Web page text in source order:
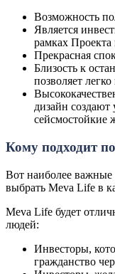
Возможность
Является
рамках Проекта
Прекрасная
Близость к
позволяет
дизайн
сейсмостойкие
Кому подходит
Вот наиболее
выбрать Meva Life в
Meva Life будет
людей:
Инвесторы,
гражданство